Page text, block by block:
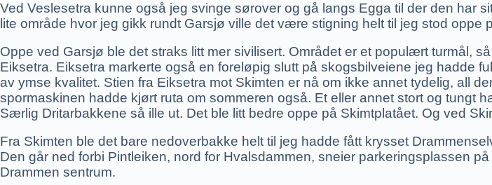
Ved Veslesetra kunne også jeg svinge sørover og gå langs Egga til der den har
lite område hvor jeg gikk rundt Garsjø ville det være stigning helt til jeg stod oppe
Oppe ved Garsjø ble det straks litt mer sivilisert. Området er et populært turmål,
Eiksetra. Eiksetra markerte også en foreløpig slutt på skogsbilveiene jeg hadde
av ymse kvalitet. Stien fra Eiksetra mot Skimten er nå om ikke annet tydelig, all
spormaskinen hadde kjørt ruta om sommeren også. Et eller annet stort og tungt
Særlig Dritarbakkene så ille ut. Det ble litt bedre oppe på Skimtplatået. Og ved
Fra Skimten ble det bare nedoverbakke helt til jeg hadde fått krysset
Den går ned forbi Pintleiken, nord for Hvalsdammen, sneier parkeringsplassen
Drammen sentrum.